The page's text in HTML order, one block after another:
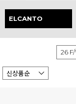
ELCANTO
26